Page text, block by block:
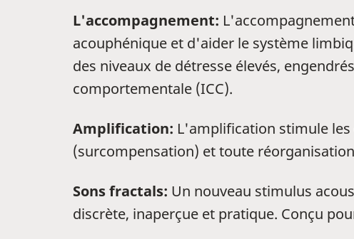
L'accompagnement:
acouphénique et d'aider le système
des niveaux de détresse élevés,
comportementale (ICC).
Amplification: L'amplification stimule
(surcompensation) et toute
Sons fractals: Un nouveau stimulus
discrète, inaperçue et pratique. Conçu